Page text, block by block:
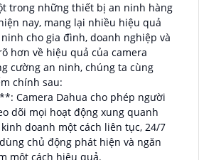
trong những thiết bị an ninh hàng
nay, mang lại nhiều hiệu quả
cho gia đình, doanh nghiệp và
hơn về hiệu quả của camera
cường an ninh, chúng ta cùng
chính sau:
Camera Dahua cho phép người
dõi mọi hoạt động xung quanh
doanh một cách liên tục, 24/7
chủ động phát hiện và ngăn
một cách hiệu quả.